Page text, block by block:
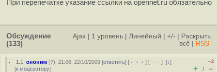
При перепечатке указание ссылки на opennet.ru обязательно
Обсуждение
(133)
Ajax 1 уровень Линейный +/-
Раскрыть
всё
RSS
1.1 ,ононим (?), 21:06, 22/10/2009 [ответить] [ ﹢﹢﹢] [ · · ·][↓]
[к модератору]
–2
+ / –